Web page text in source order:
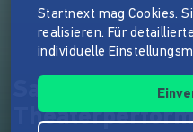
Safar - Outdoor
Startnext mag Cookies.
realisieren. Für
individuelle